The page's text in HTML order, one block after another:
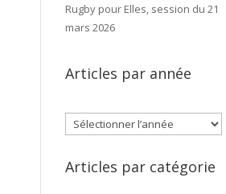
Rugby pour Elles, session du 21
mars 2026
Articles par année
Archives
Articles par catégorie